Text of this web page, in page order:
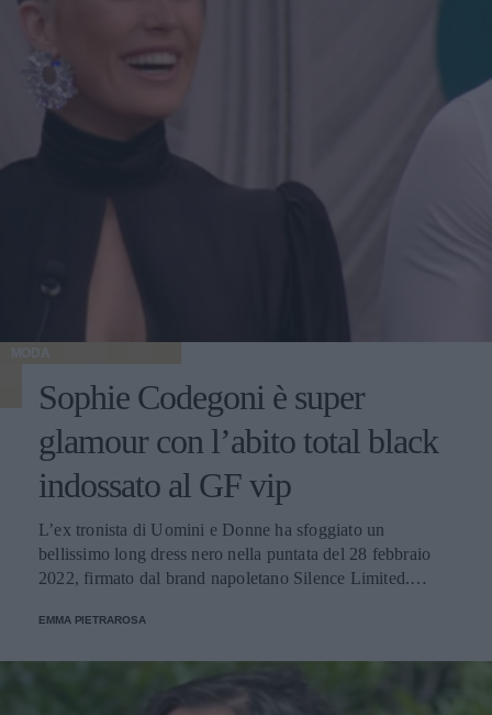
MODA
Sophie Codegoni è super
glamour con l’abito total black
indossato al GF vip
L’ex tronista di Uomini e Donne ha sfoggiato un
bellissimo long dress nero nella puntata del 28 febbraio
2022, firmato dal brand napoletano Silence Limited.
EMMA PIETRAROSA